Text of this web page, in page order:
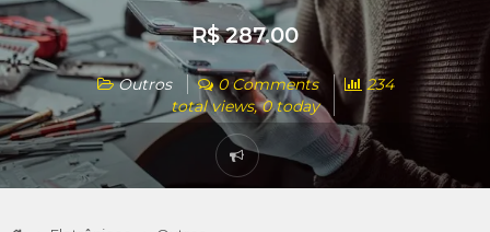
R$ 287.00
Outros 0 Comments
234
total views, 0 today